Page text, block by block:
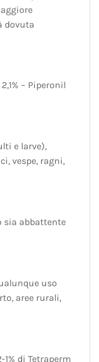
dovuta
– Piperonil
e larve),
vespe, ragni,
sia abbattente
uso
aree rurali,
di Tetraperm